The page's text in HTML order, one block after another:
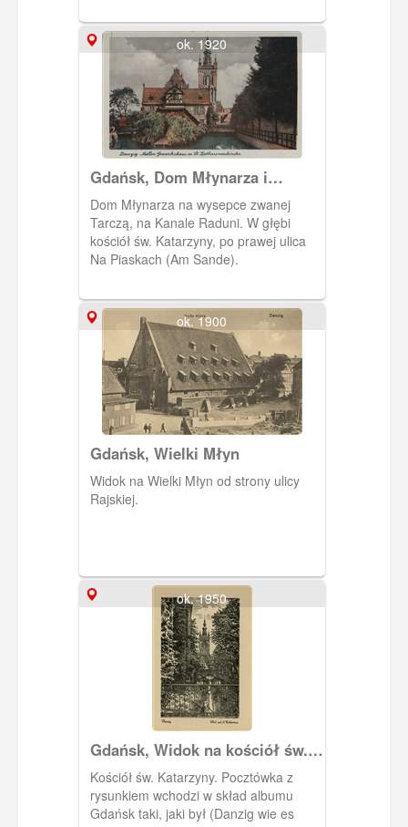
ok. 1920
Gdańsk, Dom Młynarza i
kościół św. Katarzyny
Dom Młynarza na wysepce zwanej
Tarczą, na Kanale Raduni. W głębi
kościół św. Katarzyny, po prawej ulica
Na Piaskach (Am Sande).
ok. 1900
Gdańsk, Wielki Młyn
Widok na Wielki Młyn od strony ulicy
Rajskiej.
ok. 1950
Gdańsk, Widok na kościół św.
Katarzyny
Kościół św. Katarzyny. Pocztówka z
rysunkiem wchodzi w skład albumu
Gdańsk taki, jaki był (Danzig wie es